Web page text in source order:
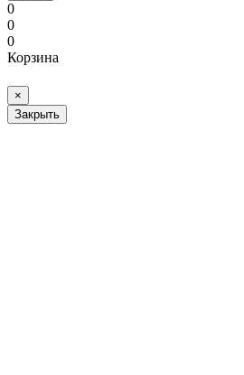
0
0
0
Корзина
×
Закрыть